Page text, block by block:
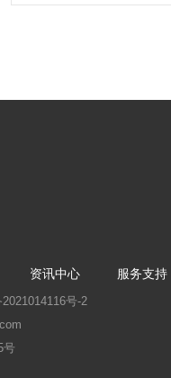
资讯中心 服务支持
号-2
号